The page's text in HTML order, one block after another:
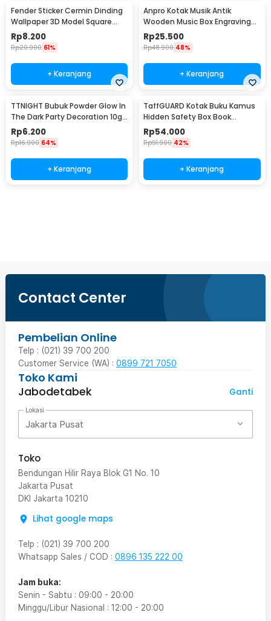
Fender Sticker Cermin Dinding
Wallpaper 3D Model Square
Mirror 9 PCS - Q353
Rp8.200
Rp20.900 61%
+ Keranjang
Anpro Kotak Musik Antik
Wooden Music Box Engraving
Harry Potter - ADQ0194
Rp25.500
Rp48.900 48%
+ Keranjang
TTNIGHT Bubuk Powder Glow In
The Dark Party Decoration 10g
- T01
Rp6.200
Rp16.900 64%
+ Keranjang
TaffGUARD Kotak Buku Kamus
Hidden Safety Box Book
Password Lock Size S - KB-10P
Rp54.000
Rp91.900 42%
+ Keranjang
Contact Center
Pembelian Online
Telp : (021) 39 700 200
Customer Service (WA) : 0899 721 7050
Toko Kami
Jabodetabek
Ganti
Lokasi
Jakarta Pusat
Toko
Bendungan Hilir Raya Blok G1 No. 10
Jakarta Pusat
DKI Jakarta 10210
Lihat google maps
Telp : (021) 39 700 200
Whatsapp Sales / COD : 0896 135 222 00
Jam buka:
Senin - Sabtu : 09:00 - 20:00
Minggu/Libur Nasional : 12:00 - 20:00